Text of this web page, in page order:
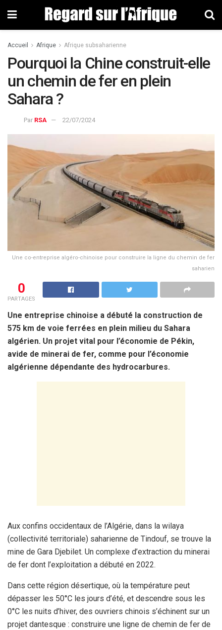
Accueil Afrique Afrique subsaharienne
Pourquoi la Chine construit-elle
un chemin de fer en plein
Sahara ?
Par RSA 22/07/2024
Une co-entreprise algéro-chinoise pour construire la ligne du chemin de fer
saharien
0
PARTAGES
Une entreprise chinoise a débuté la construction de
575 km de voie ferrées en plein milieu du Sahara
algérien. Un projet vital pour l’économie de Pékin,
avide de minerai de fer, comme pour l’économie
algérienne dépendante des hydrocarbures.
Aux confins occidentaux de l’Algérie, dans la wilaya
(collectivité territoriale) saharienne de Tindouf, se trouve la
mine de Gara Djebilet. Un complexe d’extraction du minerai
de fer dont l’exploitation a débuté en 2022.
Dans cette région désertique, où la température peut
dépasser les 50°C les jours d’été, et descendre sous les
0°C les nuits d’hiver, des ouvriers chinois s’échinent sur un
projet dantesque : construire une ligne de chemin de fer de